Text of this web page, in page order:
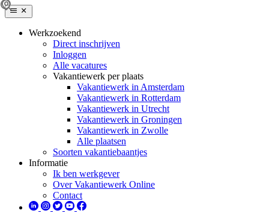
Werkzoekend
Direct inschrijven
Inloggen
Alle vacatures
Vakantiewerk per plaats
Vakantiewerk in Amsterdam
Vakantiewerk in Rotterdam
Vakantiewerk in Utrecht
Vakantiewerk in Groningen
Vakantiewerk in Zwolle
Alle plaatsen
Soorten vakantiebaantjes
Informatie
Ik ben werkgever
Over Vakantiewerk Online
Contact